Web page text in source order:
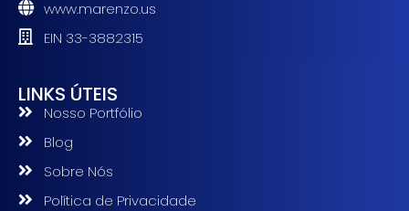
www.marenzo.us
EIN 33-3882315
LINKS ÚTEIS
Nosso Portfólio
Blog
Sobre Nós
Política de Privacidade